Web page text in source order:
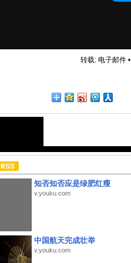
转载: 电子邮件•
知否知否应是绿肥红瘦
v.youku.com
中国航天完成壮举
v.youku.com